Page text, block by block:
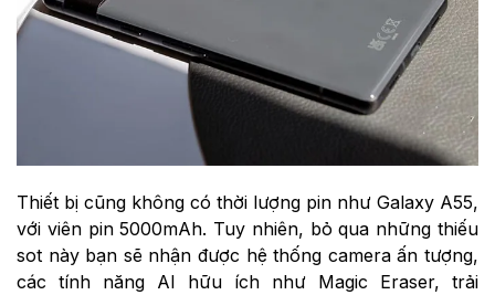
Thiết bị cũng không có thời lượng pin như Galaxy A55,
với viên pin 5000mAh. Tuy nhiên, bỏ qua những thiếu
sot này bạn sẽ nhận được hệ thống camera ấn tượng,
các tính năng AI hữu ích như Magic Eraser, trải